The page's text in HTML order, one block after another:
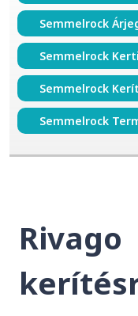
Semmelrock
Semmelrock
Semmelrock
Semmelrock
Rivago